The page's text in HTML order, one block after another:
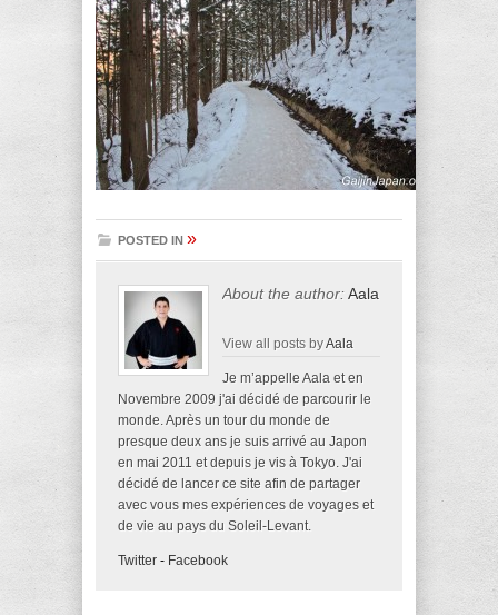
POSTED IN »
About the author:Aala
View all posts byAala
Je m’appelle Aala et en
Novembre 2009 j'ai décidé de parcourir le
monde. Après un tour du monde de
presque deux ans je suis arrivé au Japon
en mai 2011 et depuis je vis à Tokyo. J'ai
décidé de lancer ce site afin de partager
avec vous mes expériences de voyages et
de vie au pays du Soleil-Levant.
Twitter - Facebook